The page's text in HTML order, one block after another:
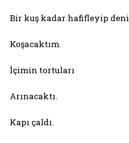
Bir kuş kadar hafifleyip
Koşacaktım.
İçimin tortuları
Arınacaktı.
Kapı çaldı.